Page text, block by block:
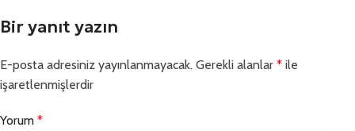
Bir yanıt yazın
E-posta adresiniz yayınlanmayacak. Gerekli alanlar * ile
işaretlenmişlerdir
Yorum *